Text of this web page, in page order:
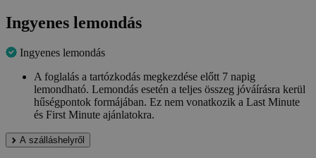
Ingyenes lemondás
Ingyenes lemondás
A foglalás a tartózkodás megkezdése előtt 7 napig
lemondható. Lemondás esetén a teljes összeg jóváírásra kerül
hűségpontok formájában. Ez nem vonatkozik a Last Minute
és First Minute ajánlatokra.
A szálláshelyről